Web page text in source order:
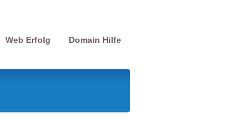
Web Erfolg Domain Hilfe